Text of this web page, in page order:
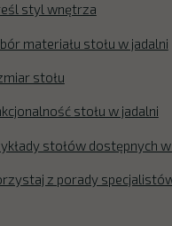
styl wnętrza
materiału stołu w jadalni
stołu
stołu w jadalni
stołów dostępnych
z porady